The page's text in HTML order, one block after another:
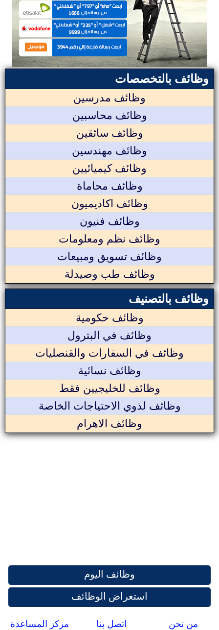
وظائف بالتخصصات
وظائف مدرسين
وظائف محاسبين
وظائف سائقين
وظائف مهندسين
وظائف كيميائيين
وظائف محاماة
وظائف اكاديميون
وظائف فنيون
وظائف نظم ومعلومات
وظائف تسويق ومبيعات
وظائف طب وصيدلة
وظائف بالتصنيف
وظائف حكومية
وظائف في البترول
وظائف في السفارات والقنصليات
وظائف نسائية
وظائف للخليجيين فقط
وظائف لذوي الاحتياجات الخاصة
وظائف الاهرام
وظائف اليوم
استعراض الوظائف
من نحن اتصل بنا مركز المساعدة